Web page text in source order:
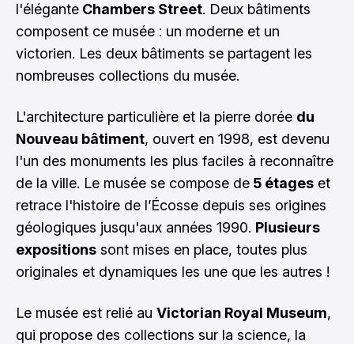
l'élégante Chambers Street. Deux bâtiments
composent ce musée : un moderne et un
victorien. Les deux bâtiments se partagent les
nombreuses collections du musée.
L'architecture particulière et la pierre dorée du
Nouveau bâtiment, ouvert en 1998, est devenu
l'un des monuments les plus faciles à reconnaître
de la ville. Le musée se compose de 5 étages et
retrace l'histoire de l’Écosse depuis ses origines
géologiques jusqu'aux années 1990. Plusieurs
expositions sont mises en place, toutes plus
originales et dynamiques les une que les autres !
Le musée est relié au Victorian Royal Museum,
qui propose des collections sur la science, la